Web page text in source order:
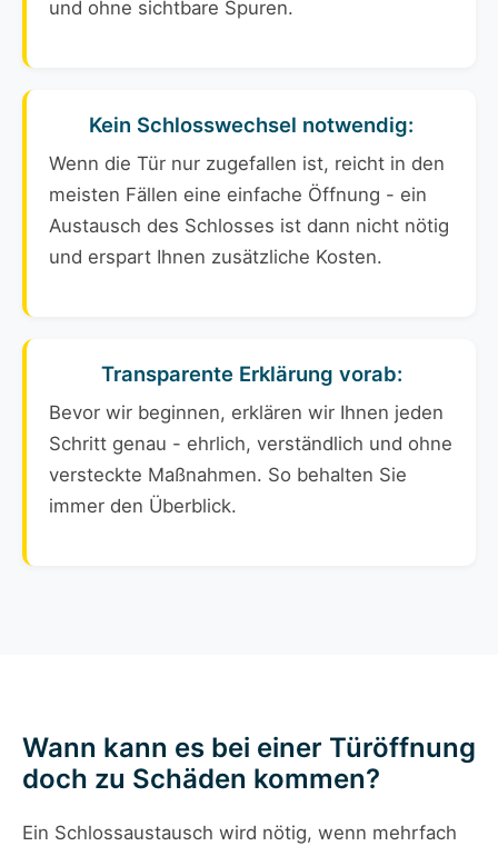
und ohne sichtbare Spuren.
Kein Schlosswechsel notwendig:
Wenn die Tür nur zugefallen ist, reicht in den
meisten Fällen eine einfache Öffnung - ein
Austausch des Schlosses ist dann nicht nötig
und erspart Ihnen zusätzliche Kosten.
Transparente Erklärung vorab:
Bevor wir beginnen, erklären wir Ihnen jeden
Schritt genau - ehrlich, verständlich und ohne
versteckte Maßnahmen. So behalten Sie
immer den Überblick.
Wann kann es bei einer Türöffnung
doch zu Schäden kommen?
Ein Schlossaustausch wird nötig, wenn mehrfach